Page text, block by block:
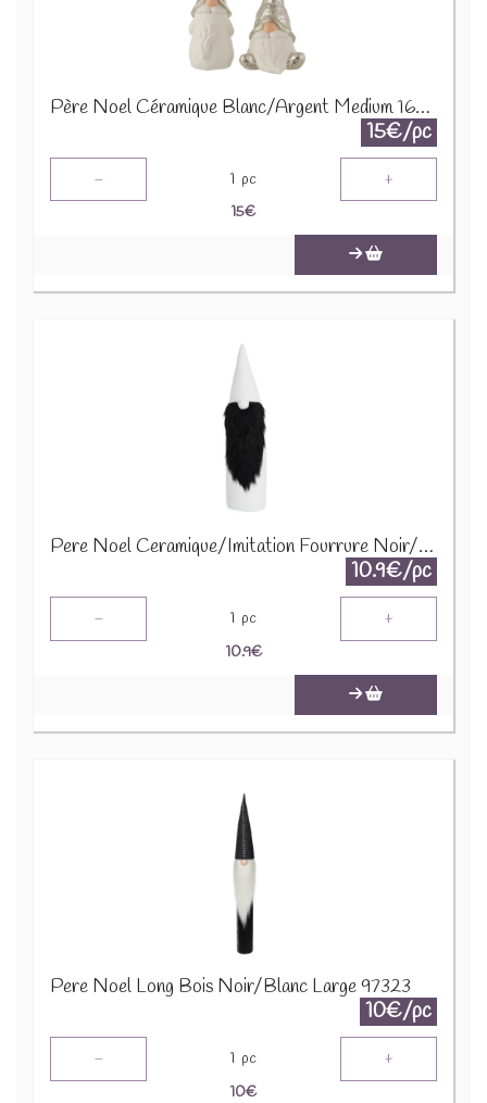
Père Noel Céramique Blanc/Argent Medium 16578
15€/pc
- 1 pc +
15€
Pere Noel Ceramique/Imitation Fourrure Noir/Blanc Large 86755
10.9€/pc
- 1 pc +
10.9€
Pere Noel Long Bois Noir/Blanc Large 97323
10€/pc
- 1 pc +
10€